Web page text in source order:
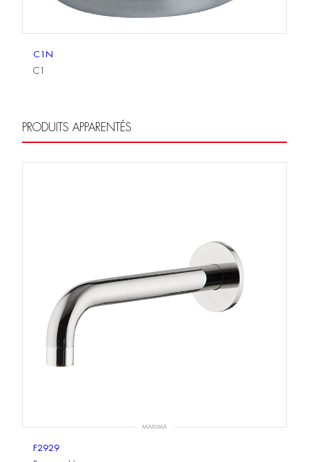
C1N
C1
PRODUITS APPARENTÉS
MAXIMA
F2929